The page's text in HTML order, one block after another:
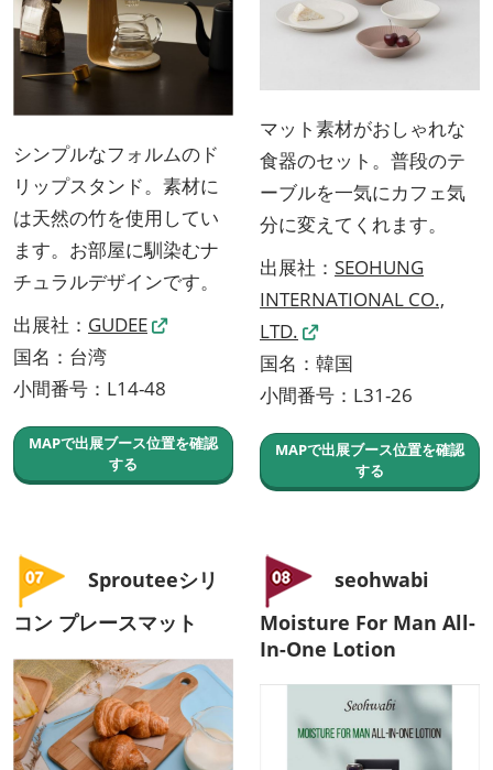
シンプルなフォルムのド
リップスタンド。素材に
は天然の竹を使用してい
ます。お部屋に馴染むナ
チュラルデザインです。
出展社： GUDEE
国名：台湾
小間番号：L14-48
MAPで出展ブース位置を確認
する
マット素材がおしゃれな
食器のセット。普段のテ
ーブルを一気にカフェ気
分に変えてくれます。
出展社： SEOHUNG
INTERNATIONAL CO.,
LTD.
国名：韓国
小間番号：L31-26
MAPで出展ブース位置を確認
する
Sprouteeシリ
コン プレースマット
seohwabi
Moisture For Man All-
In-One Lotion